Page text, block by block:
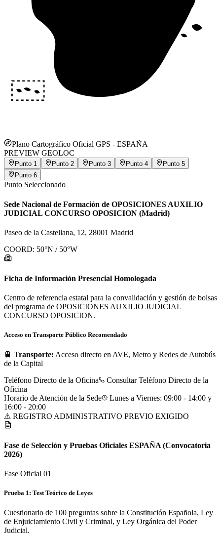
Plano Cartográfico Oficial GPS - ESPAÑA
PREVIEW GEOLOC
Punto 1 Punto 2 Punto 3 Punto 4 Punto 5
Punto 6
Punto Seleccionado
Sede Nacional de Formación de OPOSICIONES AUXILIO
JUDICIAL CONCURSO OPOSICION (Madrid)
Paseo de la Castellana, 12, 28001 Madrid
COORD: 50°N / 50°W
Ficha de Información Presencial Homologada
Centro de referencia estatal para la convalidación y gestión de bolsas
del programa de OPOSICIONES AUXILIO JUDICIAL
CONCURSO OPOSICION.
Acceso en Transporte Público Recomendado
🚆 Transporte: Acceso directo en AVE, Metro y Redes de Autobús
de la Capital
Teléfono Directo de la Oficina
Consultar Teléfono Directo de la
Oficina
Horario de Atención de la Sede
Lunes a Viernes: 09:00 - 14:00 y
16:00 - 20:00
⚠ REGISTRO ADMINISTRATIVO PREVIO EXIGIDO
Fase de Selección y Pruebas Oficiales ESPAÑA (Convocatoria
2026)
Fase Oficial 01
Prueba 1: Test Teórico de Leyes
Cuestionario de 100 preguntas sobre la Constitución Española, Ley
de Enjuiciamiento Civil y Criminal, y Ley Orgánica del Poder
Judicial.